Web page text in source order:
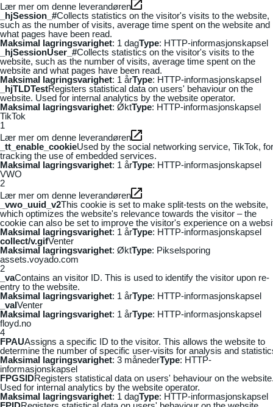
Lær mer om denne leverandøren
_hjSession_#Collects statistics on the visitor's visits to the website,
such as the number of visits, average time spent on the website and
what pages have been read.
Maksimal lagringsvarighet: 1 dagType: HTTP-informasjonskapsel
_hjSessionUser_#Collects statistics on the visitor's visits to the
website, such as the number of visits, average time spent on the
website and what pages have been read.
Maksimal lagringsvarighet: 1 årType: HTTP-informasjonskapsel
_hjTLDTestRegisters statistical data on users' behaviour on the
website. Used for internal analytics by the website operator.
Maksimal lagringsvarighet: ØktType: HTTP-informasjonskapsel
TikTok
1
Lær mer om denne leverandøren
_tt_enable_cookieUsed by the social networking service, TikTok, for
tracking the use of embedded services.
Maksimal lagringsvarighet: 1 årType: HTTP-informasjonskapsel
VWO
2
Lær mer om denne leverandøren
_vwo_uuid_v2This cookie is set to make split-tests on the website,
which optimizes the website's relevance towards the visitor – the
cookie can also be set to improve the visitor's experience on a
Maksimal lagringsvarighet: 1 årType: HTTP-informasjonskapsel
collect/v.gifVenter
Maksimal lagringsvarighet: ØktType: Pikselsporing
assets.voyado.com
2
_vaContains an visitor ID. This is used to identify the visitor upon re-
entry to the website.
Maksimal lagringsvarighet: 1 årType: HTTP-informasjonskapsel
_vaIVenter
Maksimal lagringsvarighet: 1 årType: HTTP-informasjonskapsel
floyd.no
4
FPAUAssigns a specific ID to the visitor. This allows the website to
determine the number of specific user-visits for analysis and
Maksimal lagringsvarighet: 3 månederType: HTTP-
informasjonskapsel
FPGSIDRegisters statistical data on users' behaviour on the
Used for internal analytics by the website operator.
Maksimal lagringsvarighet: 1 dagType: HTTP-informasjonskapsel